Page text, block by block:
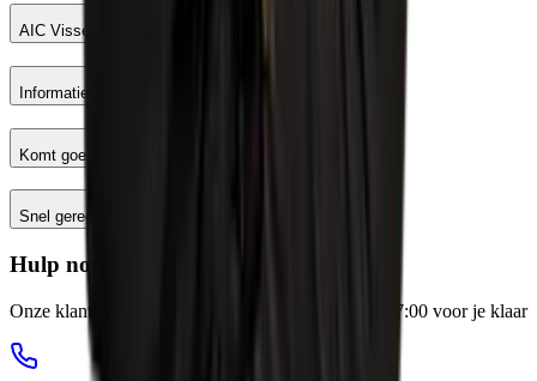
AIC Visser
Informatie
Komt goed
Snel geregeld
Hulp nodig?
Onze klantenservice staat elke werkdag van 8:00-17:00 voor je klaar